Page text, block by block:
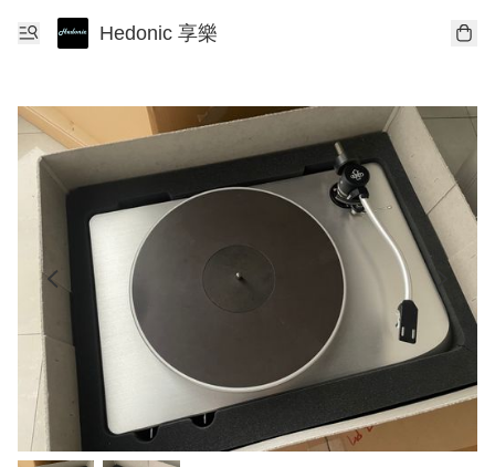
Hedonic 享樂